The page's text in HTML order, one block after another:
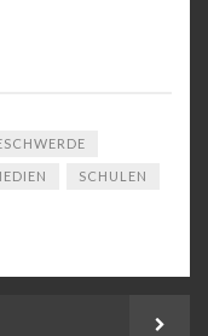
SCHULEN
Weiter